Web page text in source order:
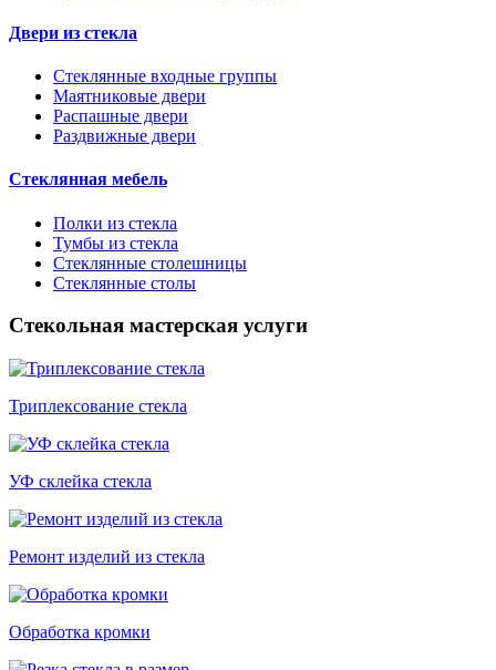
Двери из стекла
Стеклянные входные группы
Маятниковые двери
Распашные двери
Раздвижные двери
Стеклянная мебель
Полки из стекла
Тумбы из стекла
Стеклянные столешницы
Стеклянные столы
Стекольная мастерская услуги
Триплексование стекла
УФ склейка стекла
Ремонт изделий из стекла
Обработка кромки